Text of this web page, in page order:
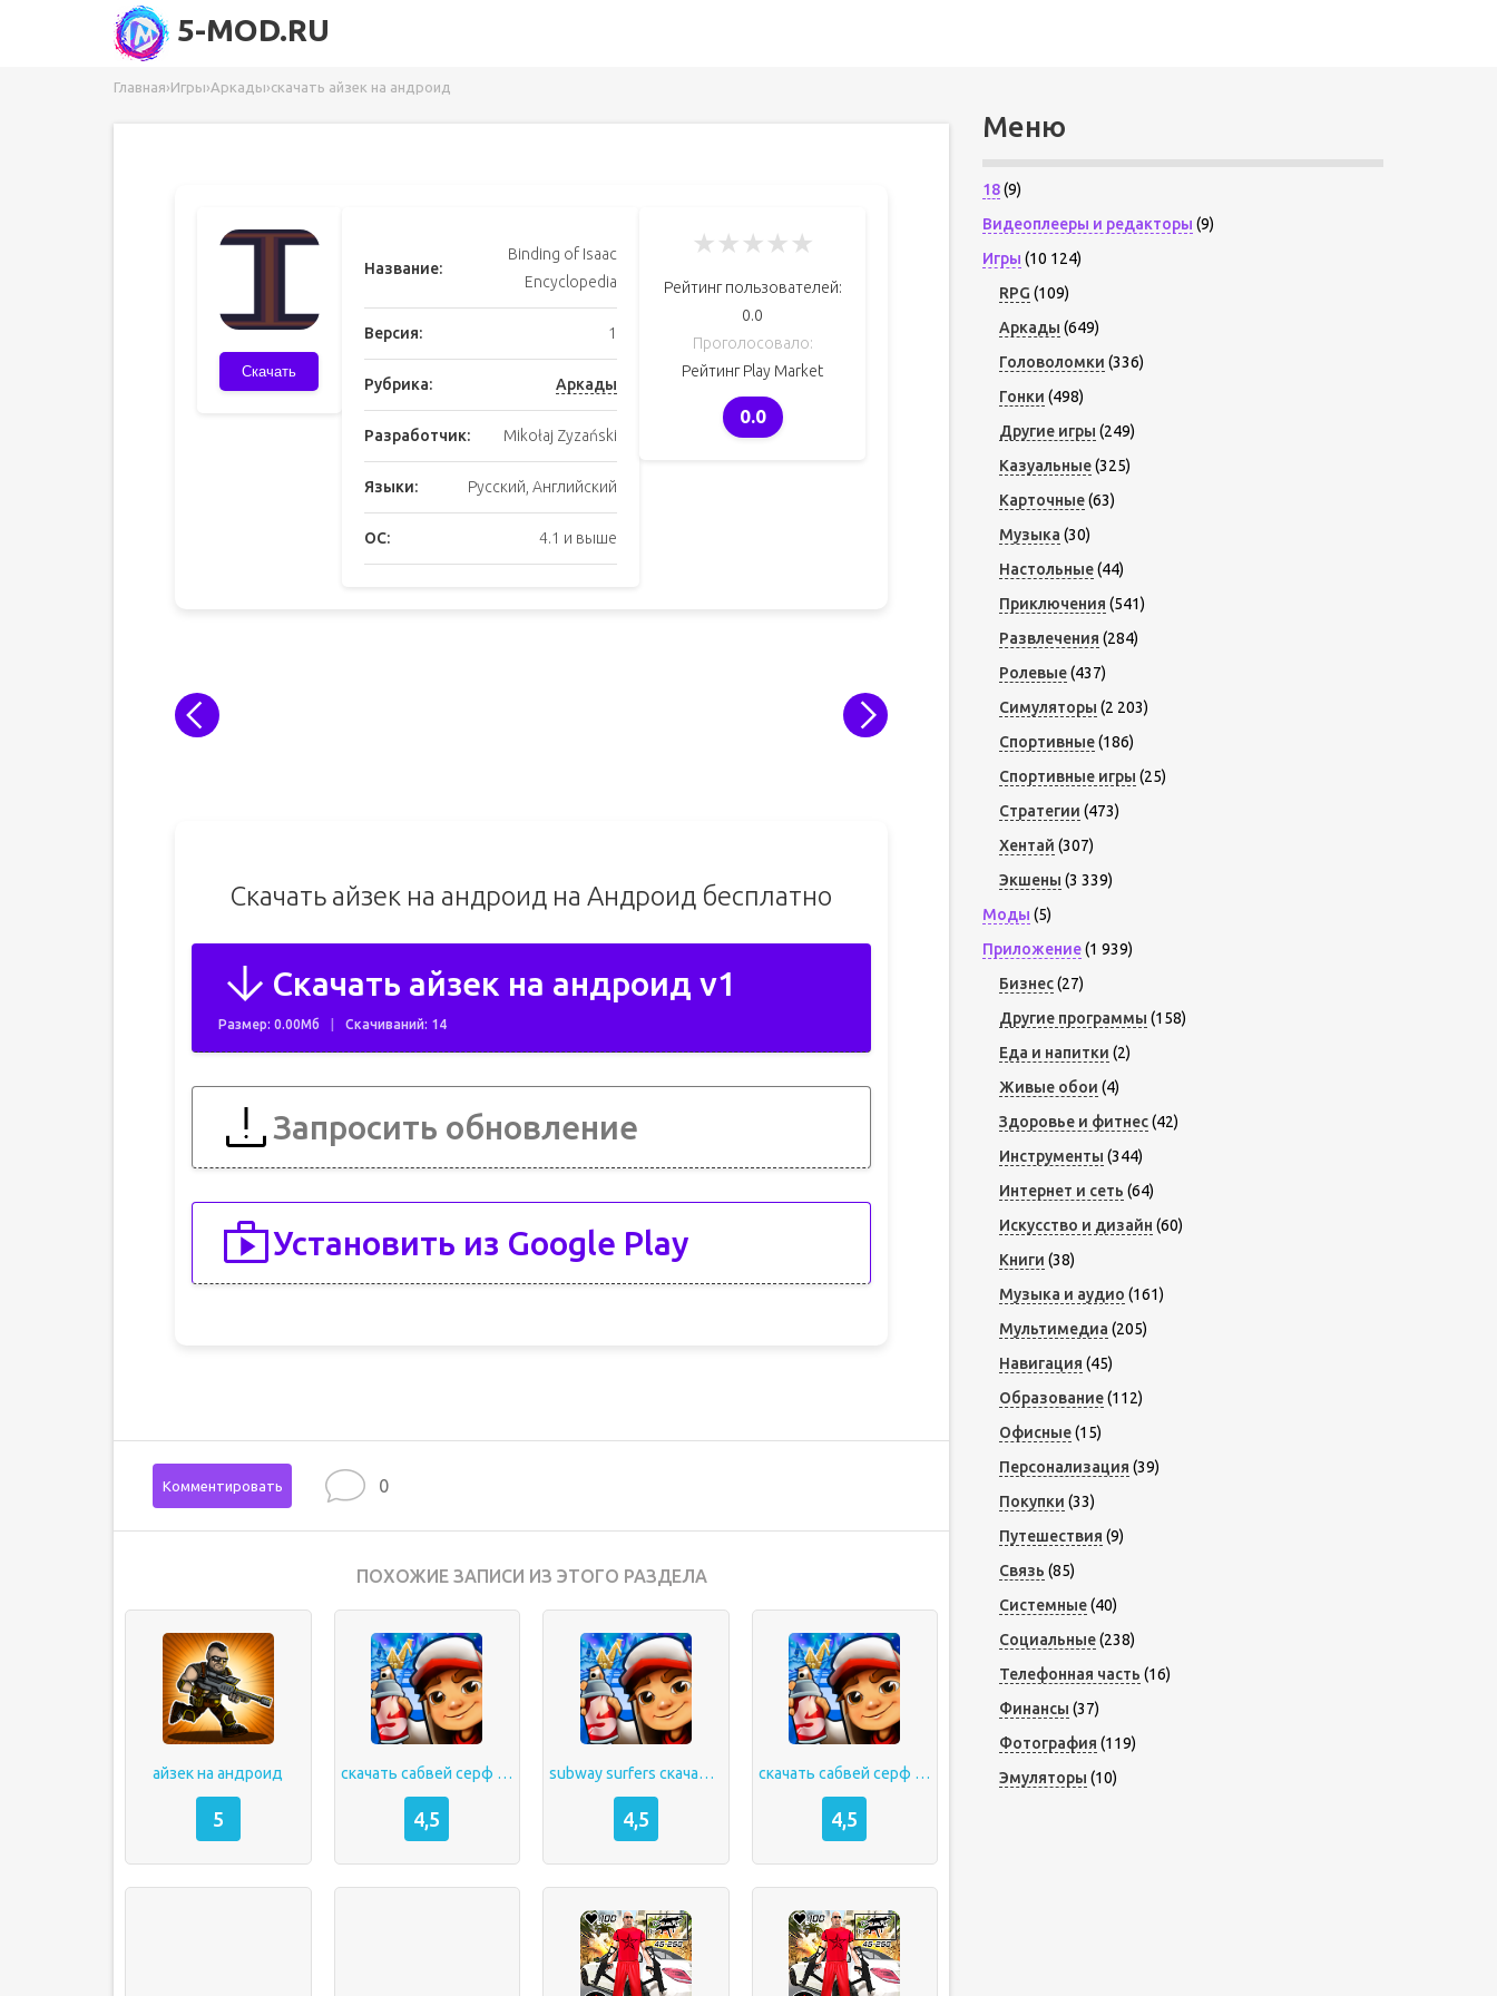
5-MOD.RU
Главная›Игры›Аркады›скачать айзек на андроид
Скачать
Название:
Binding of Isaac
Encyclopedia
Версия: 1
Рубрика: Аркады
Разработчик: Mikołaj Zyzański
Языки: Русский, Английский
ОС: 4.1 и выше
★★★★★
Рейтинг пользователей:
0.0
Проголосовало:
Рейтинг Play Market
0.0
Скачать айзек на андроид на Андроид бесплатно
Скачать айзек на андроид v1
Размер: 0.00Мб Скачиваний: 14
Запросить обновление
Установить из Google Play
Комментировать 0
ПОХОЖИЕ ЗАПИСИ ИЗ ЭТОГО РАЗДЕЛА
айзек на андроид
5
скачать сабвей серф на андроид
4,5
subway surfers скачать в злом на андроид
4,5
скачать сабвей серф на андроид последняя версия
4,5
Меню
18(9)
Видеоплееры и редакторы (9)
Игры (10 124)
RPG (109)
Аркады (649)
Головоломки (336)
Гонки (498)
Другие игры (249)
Казуальные(325)
Карточные(63)
Музыка (30)
Настольные(44)
Приключения (541)
Развлечения (284)
Ролевые(437)
Симуляторы (2 203)
Спортивные(186)
Спортивные игры (25)
Стратегии (473)
Хентай (307)
Экшены (3 339)
Моды (5)
Приложение(1 939)
Бизнес(27)
Другие программы (158)
Еда и напитки (2)
Живые обои (4)
Здоровье и фитнес(42)
Инструменты (344)
Интернет и сеть (64)
Искусство и дизайн (60)
Книги (38)
Музыка и аудио (161)
Мультимедиа (205)
Навигация (45)
Образование(112)
Офисные(15)
Персонализация (39)
Покупки (33)
Путешествия (9)
Связь (85)
Системные(40)
Социальные(238)
Телефонная часть (16)
Финансы (37)
Фотография (119)
Эмуляторы (10)